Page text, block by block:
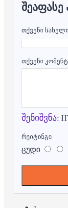
თქვენი სახელი
თქვენი
შენიშვნა:
რეიტინგი
ცუდი